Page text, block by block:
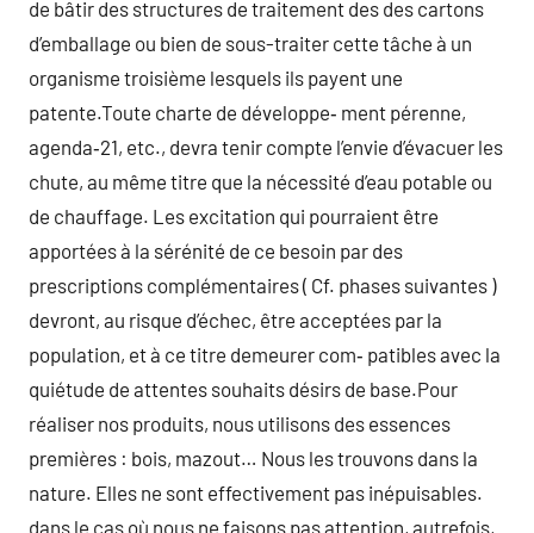
de bâtir des structures de traitement des des cartons
d’emballage ou bien de sous-traiter cette tâche à un
organisme troisième lesquels ils payent une
patente.Toute charte de développe‑ ment pérenne,
agenda‑21, etc., devra tenir compte l’envie d’évacuer les
chute, au même titre que la nécessité d’eau potable ou
de chauffage. Les excitation qui pourraient être
apportées à la sérénité de ce besoin par des
prescriptions complémentaires ( Cf. phases suivantes )
devront, au risque d’échec, être acceptées par la
population, et à ce titre demeurer com‑ patibles avec la
quiétude de attentes souhaits désirs de base.Pour
réaliser nos produits, nous utilisons des essences
premières : bois, mazout… Nous les trouvons dans la
nature. Elles ne sont effectivement pas inépuisables.
dans le cas où nous ne faisons pas attention, autrefois,